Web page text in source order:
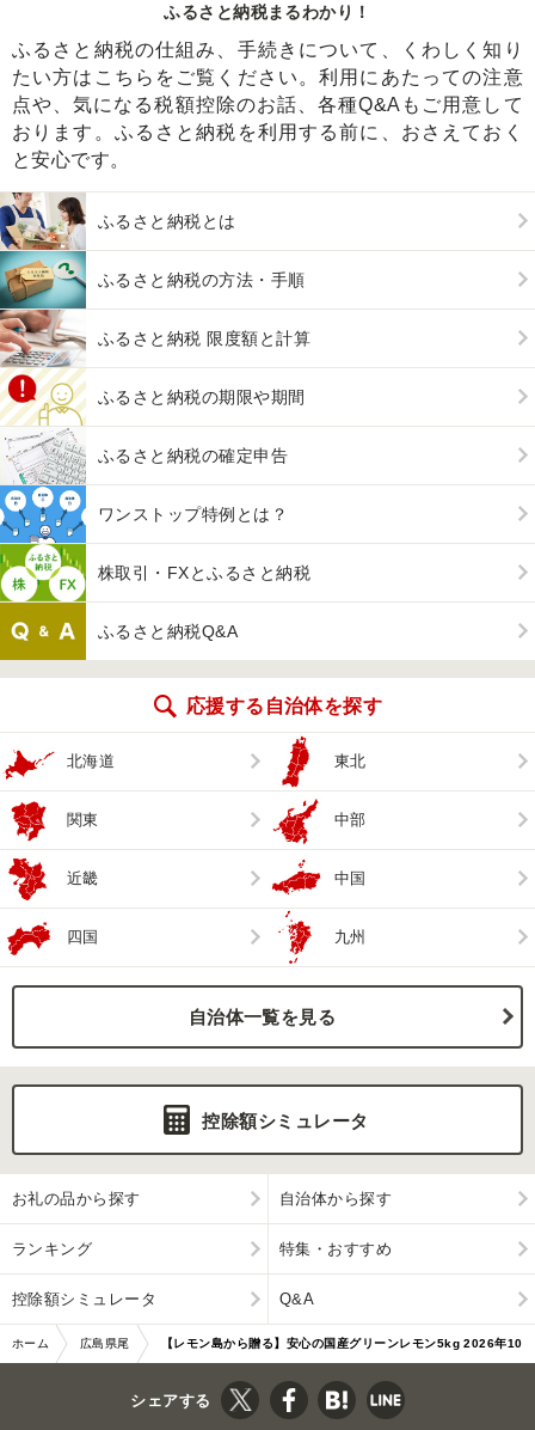
ふるさと納税まるわかり！
ふるさと納税の仕組み、手続きについて、くわしく知り
たい方はこちらをご覧ください。利用にあたっての注意
点や、気になる税額控除のお話、各種Q&Aもご用意して
おります。ふるさと納税を利用する前に、おさえておく
と安心です。
ふるさと納税とは
ふるさと納税の方法・手順
ふるさと納税 限度額と計算
ふるさと納税の期限や期間
ふるさと納税の確定申告
ワンストップ特例とは？
株取引・FXとふるさと納税
ふるさと納税Q&A
応援する自治体を探す
北海道 東北
関東 中部
近畿 中国
四国 九州
自治体一覧を見る
控除額シミュレータ
お礼の品から探す 自治体から探す
ランキング 特集・おすすめ
控除額シミュレータ Q&A
ホーム 広島県尾 【レモン島から贈る】安心の国産グリーンレモン5kg 2026年10
月下旬より発送予定
シェアする